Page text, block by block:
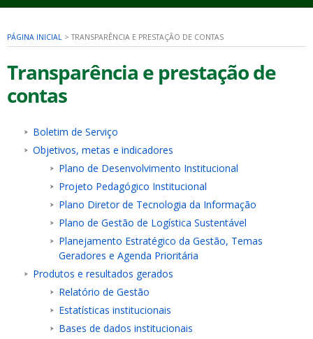
PÁGINA INICIAL >TRANSPARÊNCIA E PRESTAÇÃO DE CONTAS
Transparência e prestação de
contas
Boletim de Serviço
Objetivos, metas e indicadores
Plano de Desenvolvimento Institucional
Projeto Pedagógico Institucional
Plano Diretor de Tecnologia da Informação
Plano de Gestão de Logística Sustentável
Planejamento Estratégico da Gestão, Temas
Geradores e Agenda Prioritária
Produtos e resultados gerados
Relatório de Gestão
Estatísticas institucionais
Bases de dados institucionais